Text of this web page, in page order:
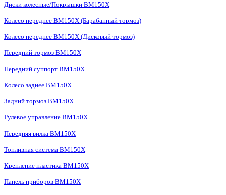
Диски колесные/Покрышки BM150X
Колесо переднее BM150X (Барабанный тормоз)
Колесо переднее BM150X (Дисковый тормоз)
Передний тормоз BM150X
Передний суппорт BM150X
Колесо заднее BM150X
Задний тормоз BM150X
Рулевое управление BM150X
Передняя вилка BM150X
Топливная система BM150X
Крепление пластика BM150X
Панель приборов BM150X